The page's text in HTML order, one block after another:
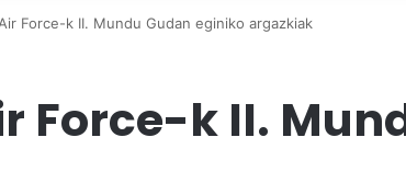
Force-k II. Mundu Gudan eginiko argazkiak
Force-k II.